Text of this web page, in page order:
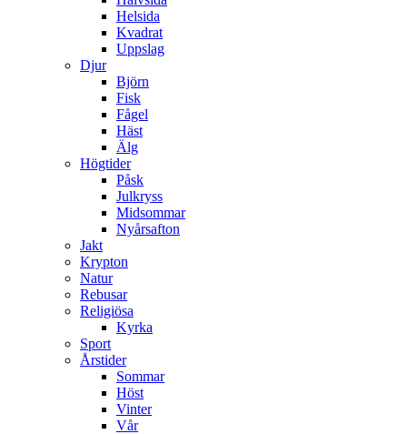
Helsida
Kvadrat
Uppslag
Djur
Björn
Fisk
Fågel
Häst
Älg
Högtider
Påsk
Julkryss
Midsommar
Nyårsafton
Jakt
Krypton
Natur
Rebusar
Religiösa
Kyrka
Sport
Årstider
Sommar
Höst
Vinter
Vår